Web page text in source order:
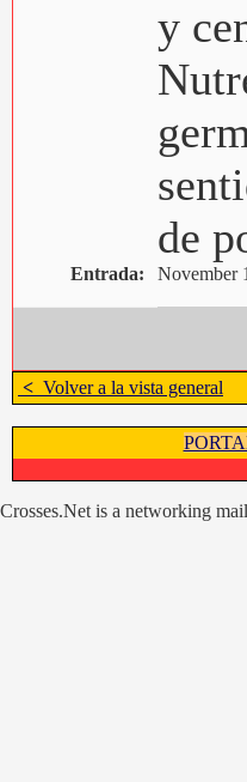
y
de
Entrada: November
< Volver a la vista general
Crosses.Net is a networking